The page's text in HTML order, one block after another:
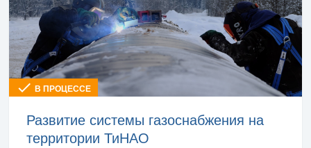
В ПРОЦЕССЕ
Развитие системы газоснабжения на
территории ТиНАО